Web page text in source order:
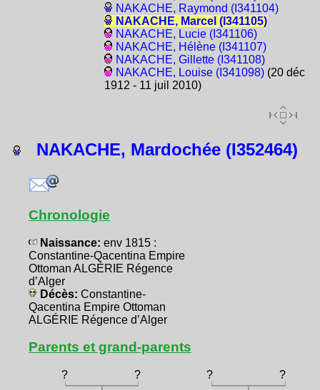
NAKACHE, Raymond (I341104)
NAKACHE, Marcel (I341105)
NAKACHE, Lucie (I341106)
NAKACHE, Hélène (I341107)
NAKACHE, Gillette (I341108)
NAKACHE, Louise (I341098)(20 déc
1912 - 11 juil 2010)
NAKACHE, Mardochée (I352464)
Chronologie
Naissance: env 1815 :
Constantine-Qacentina Empire
Ottoman ALGÉRIE Régence
d’Alger
Décès: Constantine-
Qacentina Empire Ottoman
ALGÉRIE Régence d’Alger
Parents et grand-parents
? ? ?
?